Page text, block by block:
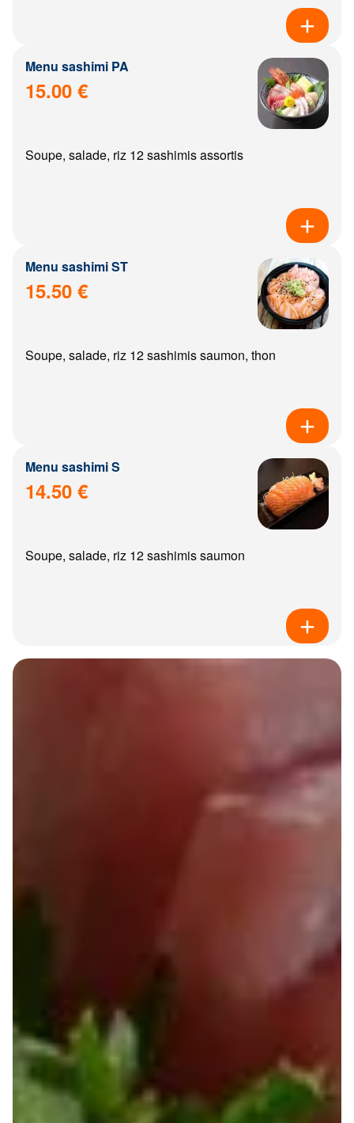
Menu sashimi PA
15.00 €
Soupe, salade, riz 12 sashimis assortis
Menu sashimi ST
15.50 €
Soupe, salade, riz 12 sashimis saumon, thon
Menu sashimi S
14.50 €
Soupe, salade, riz 12 sashimis saumon